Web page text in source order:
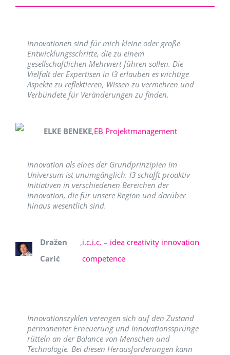
Innovationen sind für mich kleine oder große
Entwicklungsschritte, die zu einem
gesellschaftlichen Mehrwert führen sollen. Die
Vielfalt der Expertisen in I3 erlauben es wichtige
Aspekte zu reflektieren, Wissen zu vermehren und
Verbündete für Veränderungen zu finden.
ELKE BENEKE,EB Projektmanagement
Innovation als eines der Grundprinzipien im
Universum ist unumgänglich. I3 schafft proaktiv
Initiativen in verschiedenen Bereichen der
Innovation, die für unsere Region und darüber
hinaus wesentlich sind.
Dražen
Carić
,i.c.i.c. – idea creativity innovation
competence
Innovationszyklen verengen sich auf den Zustand
permanenter Erneuerung und Innovationssprünge
rütteln an der Balance von Menschen und
Technologie. Bei diesen Herausforderungen kann